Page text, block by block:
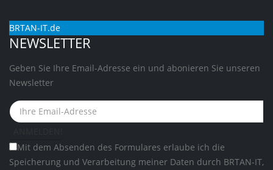
BRTAN-IT.de
NEWSLETTER
Geben Sie Ihre Email-Adresse ein und abonieren Sie unseren
Newsletter
Mit dem Absenden des Formulares erlaube ich die
Speicherung und Verarbeitung meiner Daten durch BRTAN-IT,